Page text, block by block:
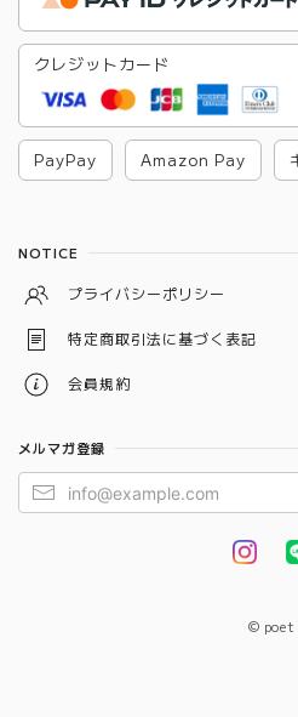
クレジットカード
PayPay Amazon Pay
NOTICE
プライバシーポリシー
特定商取引法に基づく表記
会員規約
メルマガ登録
© poet